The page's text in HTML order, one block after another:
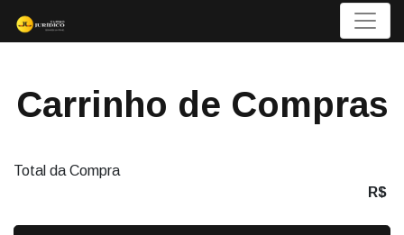
Menu
Carrinho de Compras
Total da Compra
R$